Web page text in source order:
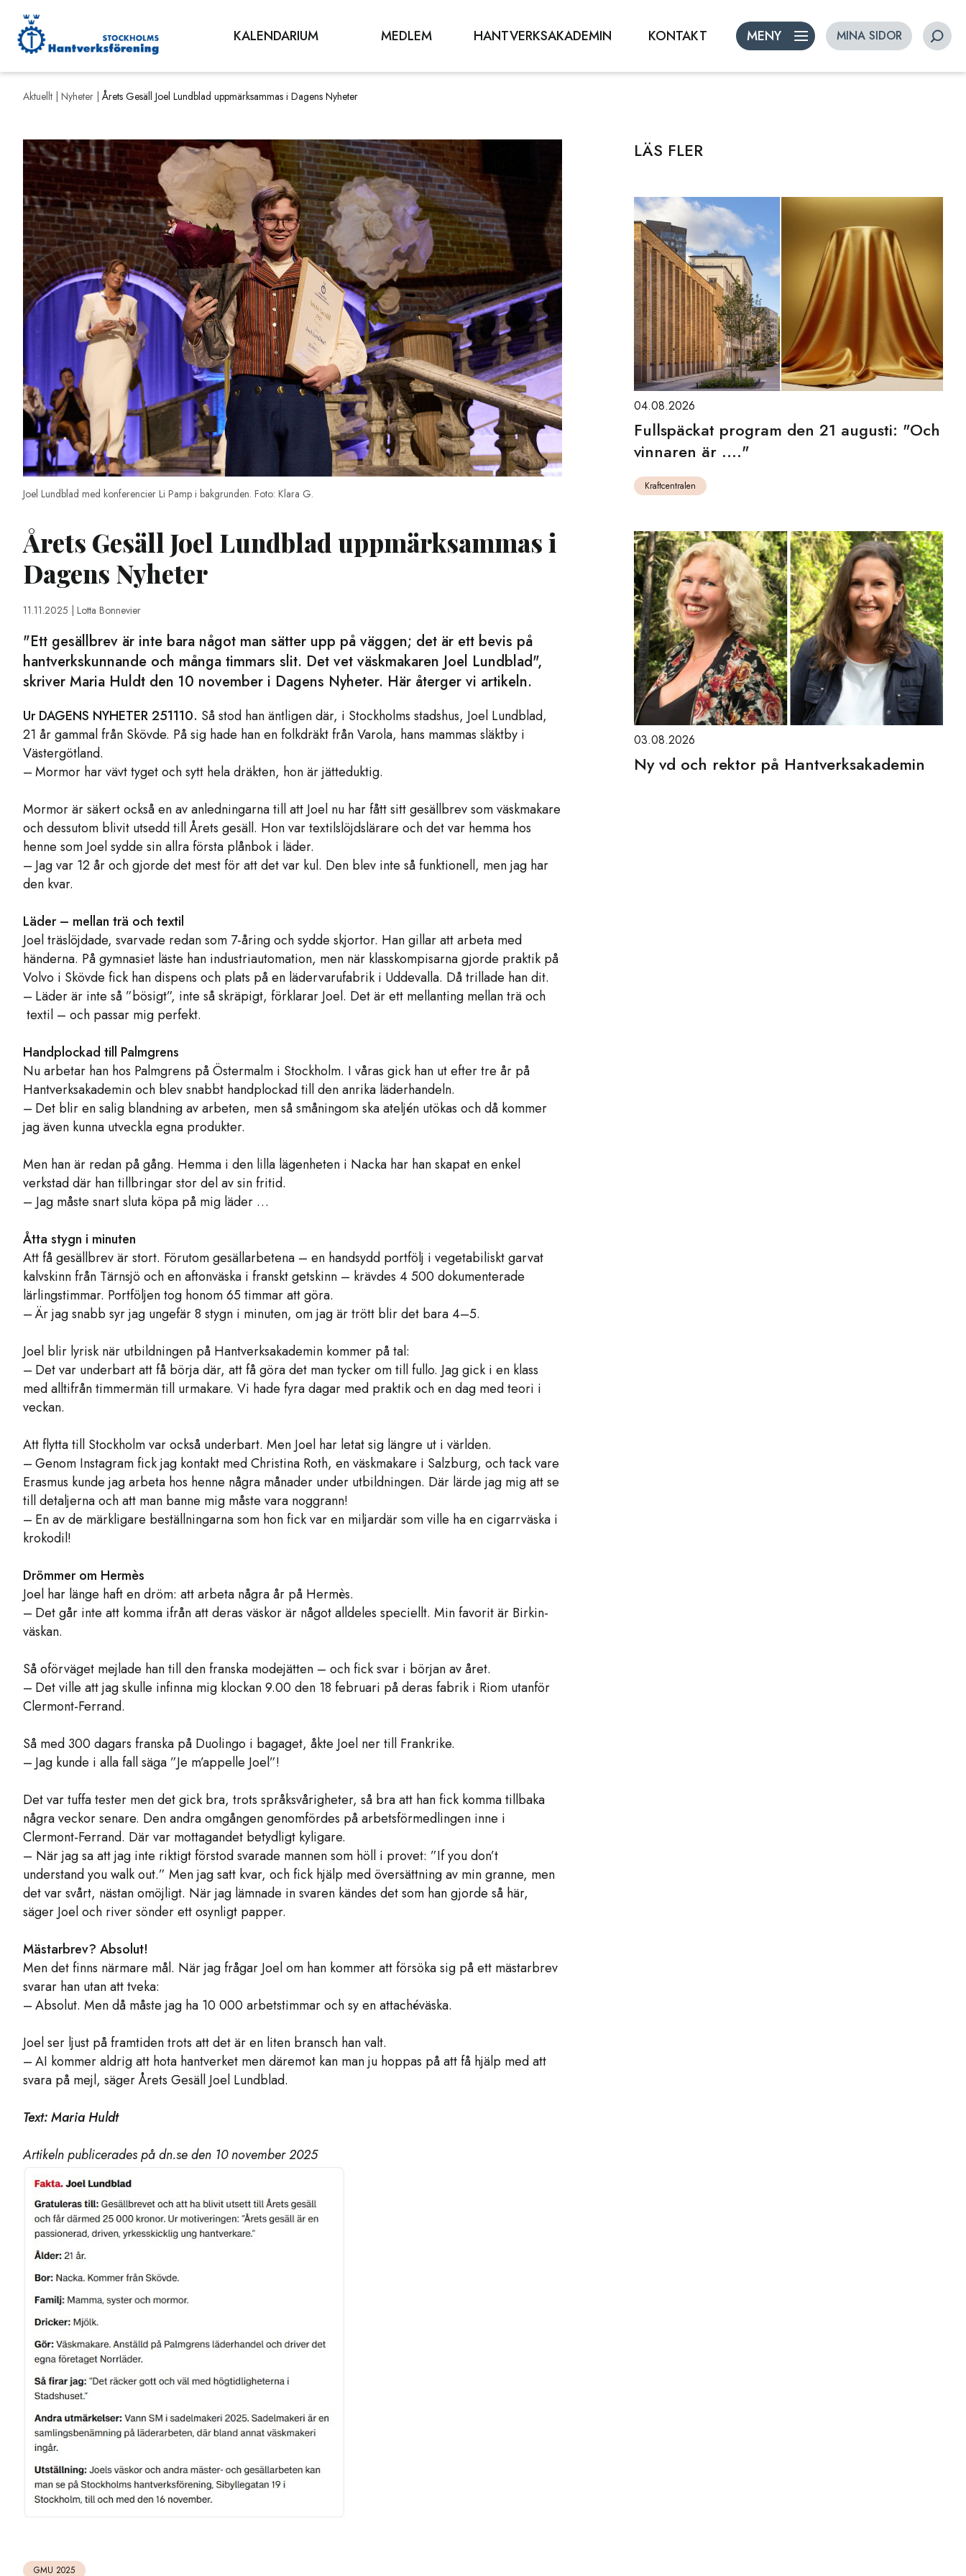
MENY
KALENDARIUM MEDLEM HANTVERKSAKADEMIN KONTAKT MINA SIDOR
Aktuellt | Nyheter Årets Gesäll Joel Lundblad uppmärksammas i Dagens Nyheter
Joel Lundblad med konferencier Li Pamp i bakgrunden. Foto: Klara G.
Årets Gesäll Joel Lundblad uppmärksammas i
Dagens Nyheter
11.11.2025 | Lotta Bonnevier
"Ett gesällbrev är inte bara något man sätter upp på väggen; det är ett bevis på
hantverkskunnande och många timmars slit. Det vet väskmakaren Joel Lundblad",
skriver Maria Huldt den 10 november i Dagens Nyheter. Här återger vi artikeln.
Ur DAGENS NYHETER 251110. Så stod han äntligen där, i Stockholms stadshus, Joel Lundblad,
21 år gammal från Skövde. På sig hade han en folkdräkt från Varola, hans mammas släktby i
Västergötland.
– Mormor har vävt tyget och sytt hela dräkten, hon är jätteduktig.
Mormor är säkert också en av anledningarna till att Joel nu har fått sitt gesällbrev som väskmakare
och dessutom blivit utsedd till Årets gesäll. Hon var textilslöjdslärare och det var hemma hos
henne som Joel sydde sin allra första plånbok i läder.
– Jag var 12 år och gjorde det mest för att det var kul. Den blev inte så funktionell, men jag har
den kvar.
Läder – mellan trä och textil
Joel träslöjdade, svarvade redan som 7-åring och sydde skjortor. Han gillar att arbeta med
händerna. På gymnasiet läste han industriautomation, men när klasskompisarna gjorde praktik på
Volvo i Skövde fick han dispens och plats på en lädervarufabrik i Uddevalla. Då trillade han dit.
– Läder är inte så ”bösigt”, inte så skräpigt, förklarar Joel. Det är ett mellanting mellan trä och
textil – och passar mig perfekt.
Handplockad till Palmgrens
Nu arbetar han hos Palmgrens på Östermalm i Stockholm. I våras gick han ut efter tre år på
Hantverks­akademin och blev snabbt handplockad till den anrika läderhandeln.
– Det blir en salig blandning av arbeten, men så småningom ska ateljén utökas och då kommer
jag även kunna utveckla egna produkter.
Men han är redan på gång. Hemma i den lilla lägenheten i Nacka har han skapat en enkel
verkstad där han tillbringar stor del av sin fritid.
– Jag måste snart sluta köpa på mig läder …
Åtta stygn i minuten
Att få gesällbrev är stort. Förutom gesällarbetena – en handsydd portfölj i vegetabiliskt garvat
kalvskinn från Tärnsjö och en aftonväska i franskt getskinn – krävdes 4 500 dokumenterade
lärlingstimmar. Portföljen tog honom 65 timmar att göra.
– Är jag snabb syr jag ungefär 8 stygn i minuten, om jag är trött blir det bara 4–5.
Joel blir lyrisk när utbildningen på Hantverksakademin kommer på tal:
– Det var underbart att få börja där, att få göra det man tycker om till fullo. Jag gick i en klass
med alltifrån timmermän till urmakare. Vi hade fyra dagar med praktik och en dag med teori i
veckan.
Att flytta till Stockholm var också underbart. Men Joel har letat sig längre ut i världen.
– Genom Instagram fick jag kontakt med Christina Roth, en väskmakare i Salzburg, och tack vare
­Erasmus kunde jag arbeta hos henne några månader under utbildningen. Där lärde jag mig att se
till detaljerna och att man banne mig måste vara noggrann!
– En av de märkligare beställningarna som hon fick var en miljardär som ville ha en cigarrväska i
krokodil!
Drömmer om Hermès
Joel har länge haft en dröm: att arbeta några år på Hermès.
– Det går inte att komma ifrån att deras väskor är något alldeles speciellt. Min favorit är Birkin-
väskan.
Så oförväget mejlade han till den franska modejätten – och fick svar i början av året.
– Det ville att jag skulle infinna mig klockan 9.00 den 18 februari på deras fabrik i Riom utanför
Clermont-Ferrand.
Så med 300 dagars franska på Duolingo i bagaget, åkte Joel ner till Frankrike.
– Jag kunde i alla fall säga ”Je m’appelle Joel”!
Det var tuffa tester men det gick bra, trots språksvårigheter, så bra att han fick komma tillbaka
några veckor senare. Den andra omgången genomfördes på arbetsförmedlingen inne i
Clermont-Ferrand. Där var mottagandet betydligt kyligare.
– När jag sa att jag inte riktigt förstod svarade mannen som höll i provet: ”If you don’t
understand you walk out.” Men jag satt kvar, och fick hjälp med översättning av min granne, men
det var svårt, nästan omöjligt. När jag lämnade in svaren kändes det som han gjorde så här,
säger Joel och river sönder ett osynligt papper.
Mästarbrev? Absolut!
Men det finns närmare mål. När jag frågar Joel om han kommer att försöka sig på ett mästarbrev
svarar han utan att tveka:
– Absolut. Men då måste jag ha 10 000 arbetstimmar och sy en attaché­väska.
Joel ser ljust på framtiden trots att det är en liten bransch han valt.
– AI kommer aldrig att hota hantverket men däremot kan man ju hoppas på att få hjälp med att
svara på mejl, säger Årets Gesäll Joel Lundblad.
Text: Maria Huldt
Artikeln publicerades på dn.se den 10 november 2025
GMU 2025
LÄS FLER
04.08.2026
Fullspäckat program den 21 augusti: "Och
vinnaren är ...."
Kraftcentralen
03.08.2026
Ny vd och rektor på Hantverksakademin